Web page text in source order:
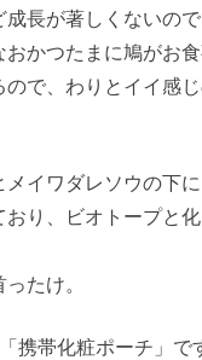
長が著しくないの
かつたまに鳩がお
ので、わりとイイ感
イワダレソウの下
おり、ビオトープと
たけ。
携帯化粧ポーチ」で